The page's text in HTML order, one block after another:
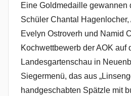
Eine Goldmedaille gewannen
Schüler Chantal
Evelyn Ostroverh und Namid
Kochwettbewerb der AOK auf
Landesgartenschau in
Siegermenü, das aus
handgeschabten Spätzle mit